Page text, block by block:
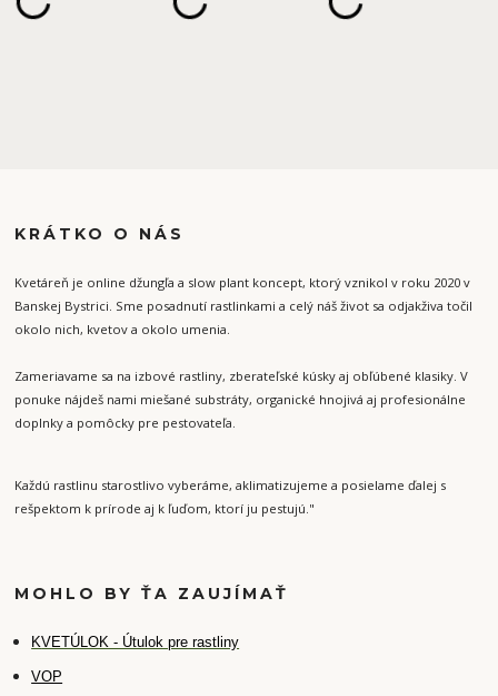
KRÁTKO O NÁS
Kvetáreň je online džungľa a slow plant koncept, ktorý vznikol v roku 2020 v
Banskej Bystrici. Sme posadnutí rastlinkami a celý náš život sa odjakživa točil
okolo nich, kvetov a okolo umenia.
Zameriavame sa na izbové rastliny, zberateľské kúsky aj obľúbené klasiky. V
ponuke nájdeš nami miešané substráty, organické hnojivá aj profesionálne
doplnky a pomôcky pre pestovateľa.
Každú rastlinu starostlivo vyberáme, aklimatizujeme a posielame ďalej s
rešpektom k prírode aj k ľuďom, ktorí ju pestujú."
MOHLO BY ŤA ZAUJÍMAŤ
KVETÚLOK - Útulok pre rastliny
VOP